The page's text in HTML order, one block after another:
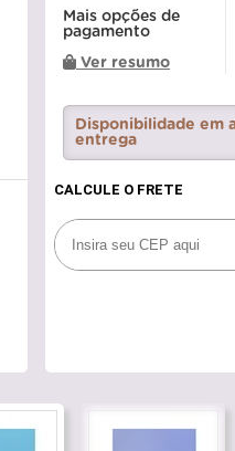
Mais opções de
pagamento
Ver resumo
Disponibilidade em
entrega